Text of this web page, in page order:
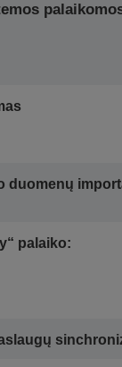
duomenų
palaiko: